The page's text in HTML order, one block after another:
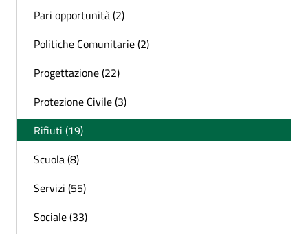
Pari opportunità (2)
Politiche Comunitarie (2)
Progettazione (22)
Protezione Civile (3)
Rifiuti (19)
Scuola (8)
Servizi (55)
Sociale (33)